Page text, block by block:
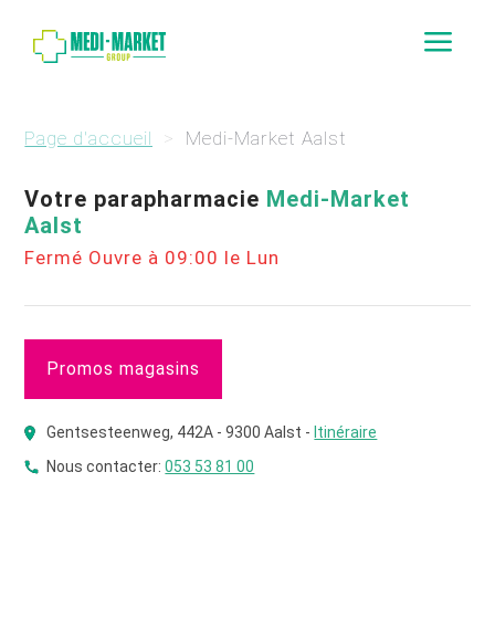
a
Page d'accueil Medi-Market Aalst
Votre parapharmacie Medi-Market
Aalst
Fermé Ouvre à 09:00 le Lun
Promos magasins
Gentsesteenweg, 442A - 9300 Aalst - Itinéraire
Nous contacter:053 53 81 00